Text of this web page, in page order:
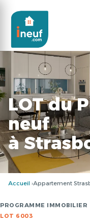
LOT du
neuf
à
Accueil Appartement
PROGRAMME IMMOBILIER
LOT 6003